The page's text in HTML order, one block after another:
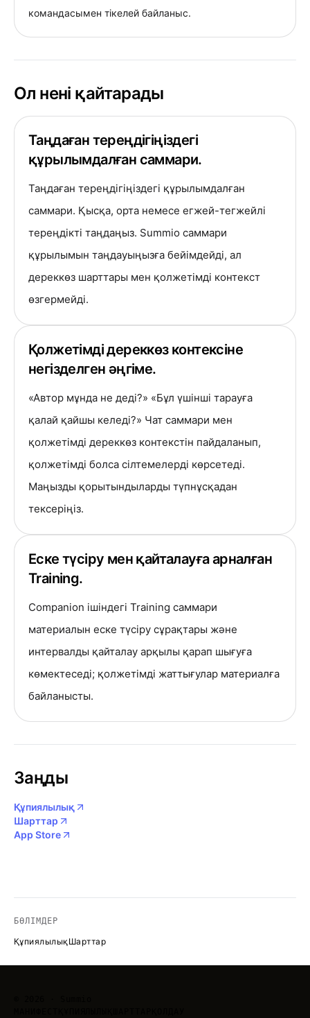
командасымен тікелей байланыс.
Ол нені қайтарады
Таңдаған тереңдігіңіздегі
құрылымдалған саммари.
Таңдаған тереңдігіңіздегі құрылымдалған
саммари. Қысқа, орта немесе егжей-тегжейлі
тереңдікті таңдаңыз. Summio саммари
құрылымын таңдауыңызға бейімдейді, ал
дереккөз шарттары мен қолжетімді контекст
өзгермейді.
Қолжетімді дереккөз контексіне
негізделген әңгіме.
«Автор мұнда не деді?» «Бұл үшінші тарауға
қалай қайшы келеді?» Чат саммари мен
қолжетімді дереккөз контекстін пайдаланып,
қолжетімді болса сілтемелерді көрсетеді.
Маңызды қорытындыларды түпнұсқадан
тексеріңіз.
Еске түсіру мен қайталауға арналған
Training.
Companion ішіндегі Training саммари
материалын еске түсіру сұрақтары және
интервалды қайталау арқылы қарап шығуға
көмектеседі; қолжетімді жаттығулар материалға
байланысты.
Заңды
Құпиялылық
Шарттар
App Store
БӨЛІМДЕР
ҚұпиялылықШарттар